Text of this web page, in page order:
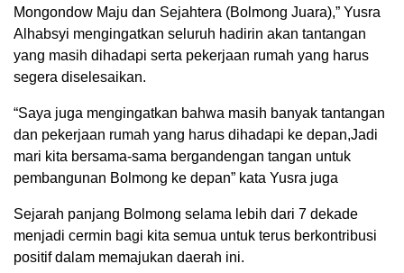
Mongondow Maju dan Sejahtera (Bolmong Juara),” Yusra
Alhabsyi mengingatkan seluruh hadirin akan tantangan
yang masih dihadapi serta pekerjaan rumah yang harus
segera diselesaikan.
“Saya juga mengingatkan bahwa masih banyak tantangan
dan pekerjaan rumah yang harus dihadapi ke depan,Jadi
mari kita bersama-sama bergandengan tangan untuk
pembangunan Bolmong ke depan” kata Yusra juga
Sejarah panjang Bolmong selama lebih dari 7 dekade
menjadi cermin bagi kita semua untuk terus berkontribusi
positif dalam memajukan daerah ini.